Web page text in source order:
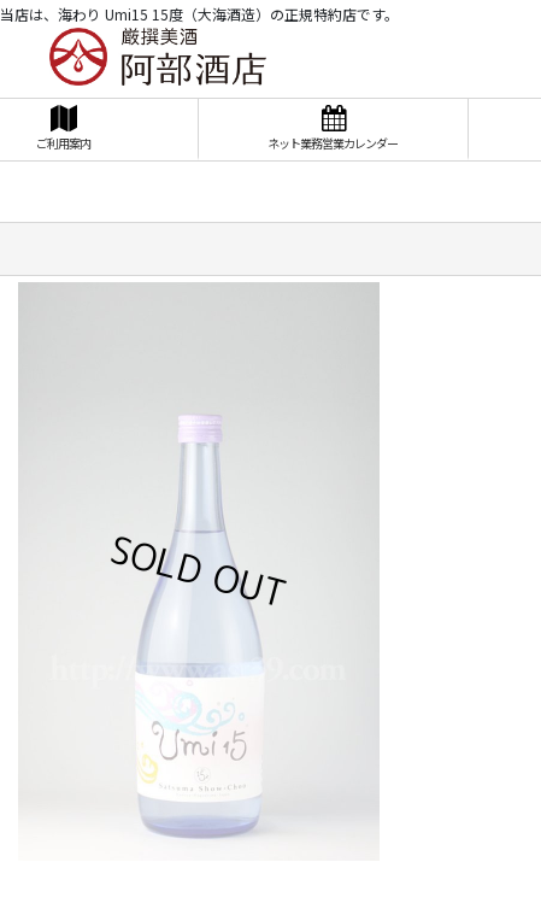
当店は、海わり Umi15 15度（大海酒造）の正規特約店です。
ご利用案内 ネット業務営業カレンダー